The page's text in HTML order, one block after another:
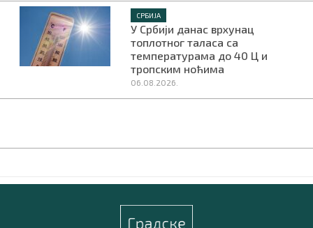
СРБИЈА
У Србији данас врхунац
топлотног таласа са
температурама до 40 Ц и
тропским ноћима
06.08.2026.